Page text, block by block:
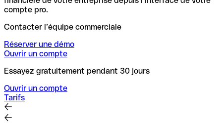
compte pro.
Contacter l’équipe commerciale
Réserver une démo
Ouvrir un compte
Essayez gratuitement pendant 30 jours
Ouvrir un compte
Tarifs